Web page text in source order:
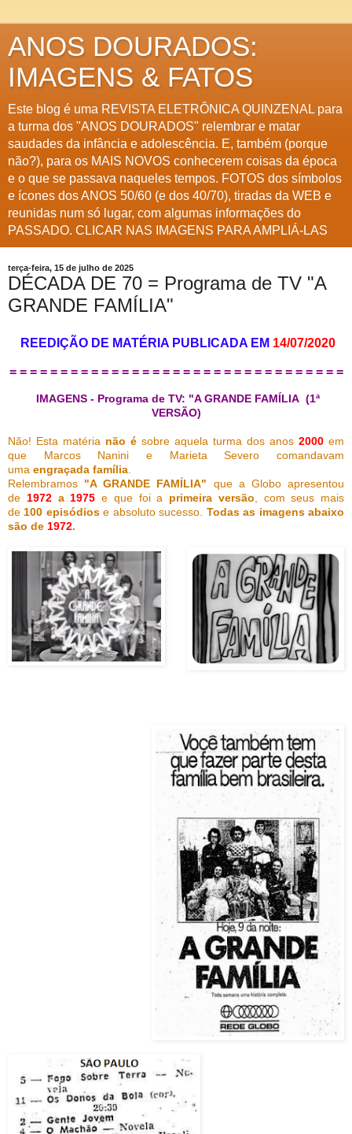
ANOS DOURADOS:
IMAGENS & FATOS
Este blog é uma REVISTA ELETRÔNICA QUINZENAL para
a turma dos "ANOS DOURADOS" relembrar e matar
saudades da infância e adolescência. E, também (porque
não?), para os MAIS NOVOS conhecerem coisas da época
e o que se passava naqueles tempos. FOTOS dos símbolos
e ícones dos ANOS 50/60 (e dos 40/70), tiradas da WEB e
reunidas num só lugar, com algumas informações do
PASSADO. CLICAR NAS IMAGENS PARA AMPLIÁ-LAS
terça-feira, 15 de julho de 2025
DÉCADA DE 70 = Programa de TV "A
GRANDE FAMÍLIA"
REEDIÇÃO DE MATÉRIA PUBLICADA EM 14/07/2020
= = = = = = = = = = = = = = = = = = = = = = = = = = = = = = = = =
IMAGENS - Programa de TV: "A GRANDE FAMÍLIA (1ª
VERSÃO)
Não! Esta matéria não é sobre aquela turma dos anos 2000 em
que Marcos Nanini e Marieta Severo comandavam
uma engraçada família.
Relembramos "A GRANDE FAMÍLIA" que a Globo apresentou
de 1972a1975 e que foi a primeira versão, com seus mais
de100 episódiose absoluto sucesso. Todas as imagens abaixo
são de 1972.